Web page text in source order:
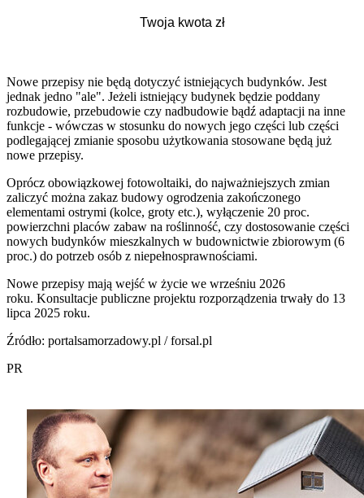
Nowe przepisy nie będą dotyczyć istniejących budynków. Jest
jednak jedno "ale". Jeżeli istniejący budynek będzie poddany
rozbudowie, przebudowie czy nadbudowie bądź adaptacji na inne
funkcje - wówczas w stosunku do nowych jego części lub części
podlegającej zmianie sposobu użytkowania stosowane będą już
nowe przepisy.
Oprócz obowiązkowej fotowoltaiki, do najważniejszych zmian
zaliczyć można zakaz budowy ogrodzenia zakończonego
elementami ostrymi (kolce, groty etc.), wyłączenie 20 proc.
powierzchni placów zabaw na roślinność, czy dostosowanie części
nowych budynków mieszkalnych w budownictwie zbiorowym (6
proc.) do potrzeb osób z niepełnosprawnościami.
Nowe przepisy mają wejść w życie we wrześniu 2026
roku. Konsultacje publiczne projektu rozporządzenia trwały do 13
lipca 2025 roku.
Źródło: portalsamorzadowy.pl / forsal.pl
PR